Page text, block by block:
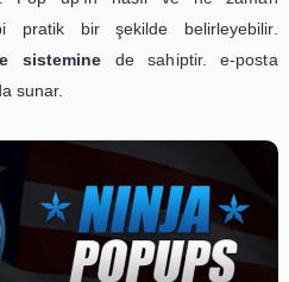
araştırarak bu
sitesine sahip olabilirsiniz.
Nelerdir?
hitap eden
Yeni kullanıcılara
bilinen pop up eklentileri